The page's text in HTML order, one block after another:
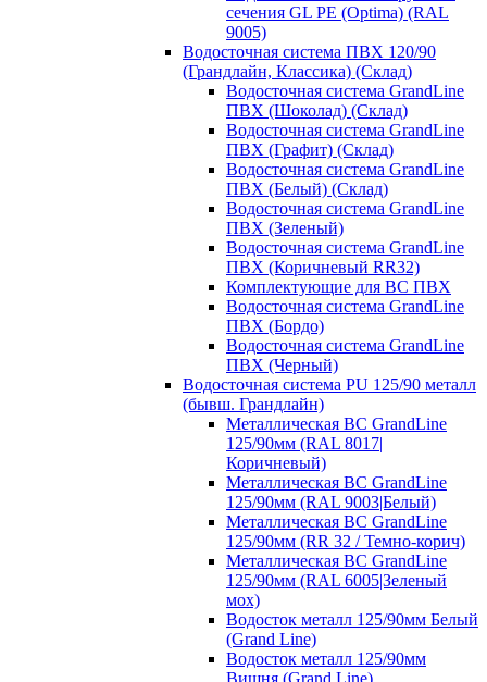
сечения GL PE (Optima) (RAL
9005)
Водосточная система ПВХ 120/90
(Грандлайн, Классика) (Склад)
Водосточная система GrandLine
ПВХ (Шоколад) (Склад)
Водосточная система GrandLine
ПВХ (Графит) (Склад)
Водосточная система GrandLine
ПВХ (Белый) (Склад)
Водосточная система GrandLine
ПВХ (Зеленый)
Водосточная система GrandLine
ПВХ (Коричневый RR32)
Комплектующие для ВС ПВХ
Водосточная система GrandLine
ПВХ (Бордо)
Водосточная система GrandLine
ПВХ (Черный)
Водосточная система PU 125/90 металл
(бывш. Грандлайн)
Металлическая ВС GrandLine
125/90мм (RAL 8017|
Коричневый)
Металлическая ВС GrandLine
125/90мм (RAL 9003|Белый)
Металлическая ВС GrandLine
125/90мм (RR 32 / Темно-корич)
Металлическая ВС GrandLine
125/90мм (RAL 6005|Зеленый
мох)
Водосток металл 125/90мм Белый
(Grand Line)
Водосток металл 125/90мм
Вишня (Grand Line)